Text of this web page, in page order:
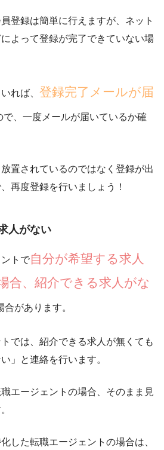
登録は簡単に行えますが、 ネット
よって登録が完了できていない場
れば、 登録完了メールが届
で、一度メールが届いているか確
放置されているのではなく登録が出
再度登録を行いましょう！
人がない
トで自分が希望する求人
合、紹介できる求人がな
があります。
では、紹介できる求人が無くても
」と連絡を行います。
エージェントの場合、そのまま見
した転職エージェントの場合は、